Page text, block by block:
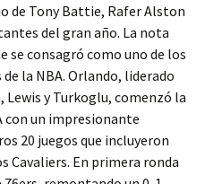
de Tony Battie, Rafer Alston
del gran año. La nota
se consagró como uno de los
la NBA. Orlando, liderado
y Turkoglu, comenzó la
con un impresionante
20 juegos que incluyeron
Cavaliers. En primera ronda